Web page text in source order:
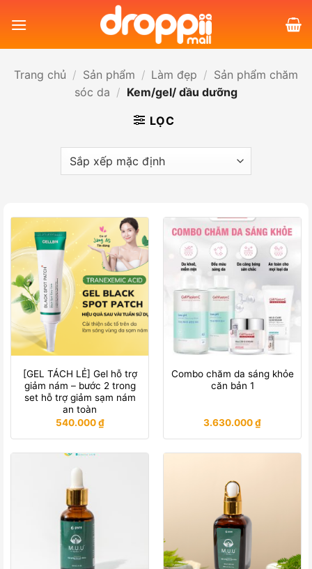
qua
Trang chủ / Sản phẩm / Làm đẹp / Sản phẩm chăm
sóc da / Kem/gel/ dầu dưỡng
LỌC
[GEL TÁCH LẺ] Gel hỗ trợ
giảm nám – bước 2 trong
set hỗ trợ giảm sạm nám
an toàn
540.000₫
Combo chăm da sáng khỏe
căn bản 1
3.630.000₫